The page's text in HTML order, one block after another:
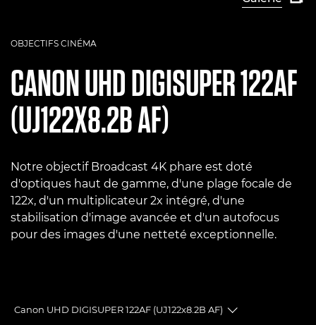
OBJECTIFS CINÉMA
CANONUHD DIGISUPER 122AF
(UJ122X8.2B AF)
Notre objectif Broadcast 4K phare est doté
d'optiques haut de gamme, d'une plage focale de
122x, d'un multiplicateur 2x intégré, d'une
stabilisation d'image avancée et d'un autofocus
pour des images d'une netteté exceptionnelle.
Canon UHD DIGISUPER 122AF (UJ122x8.2B AF)
Toggle